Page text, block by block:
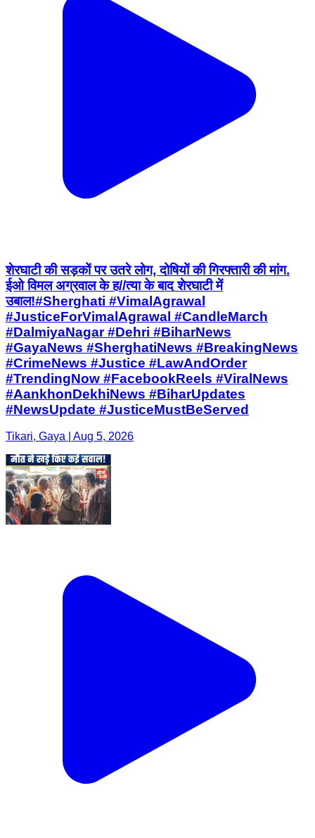
शेरघाटी की सड़कों पर उतरे लोग, दोषियों की गिरफ्तारी की मांग.
ईओ विमल अग्रवाल के ह//त्या के बाद शेरघाटी में
उबाल!#Sherghati #VimalAgrawal
#JusticeForVimalAgrawal #CandleMarch
#DalmiyaNagar #Dehri #BiharNews
#GayaNews #SherghatiNews #BreakingNews
#CrimeNews #Justice #LawAndOrder
#TrendingNow #FacebookReels #ViralNews
#AankhonDekhiNews #BiharUpdates
#NewsUpdate #JusticeMustBeServed
Tikari, Gaya | Aug 5, 2026